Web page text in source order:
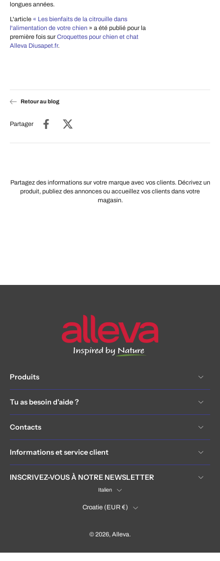
longues années.
L'article « Les bienfaits de la citrouille dans
l'alimentation de votre chien » a été publié pour la
première fois sur Croquettes pour chien et chat
Alleva Diusapet.fr.
Retour au blog
Partager
Partagez des informations sur votre marque avec vos clients. Décrivez un
produit, publiez des annonces ou accueillez vos clients dans votre
magasin.
Produits
Tu as besoin d'aide ?
Contacts
Informations et service client
INSCRIVEZ-VOUS À NOTRE NEWSLETTER
Italien
Croatie ‎(EUR €)‎
© 2026, Alleva.